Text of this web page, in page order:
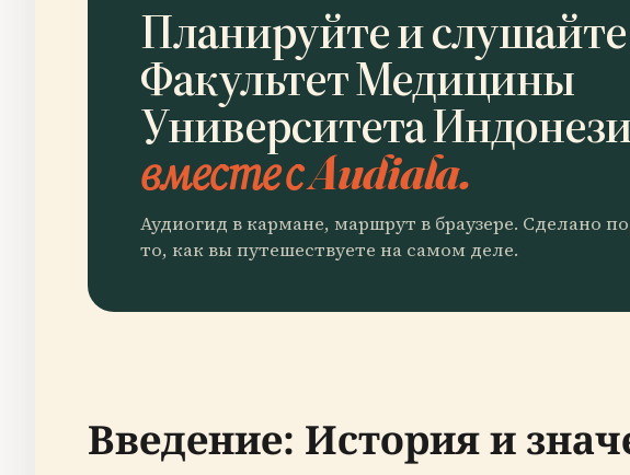
Планируйте и слушайте
Факультет Медицины
Университета
вместе с Audiala.
Аудиогид в кармане, маршрут в браузере. Сделано
то, как вы путешествуете на самом деле.
Введение: История и